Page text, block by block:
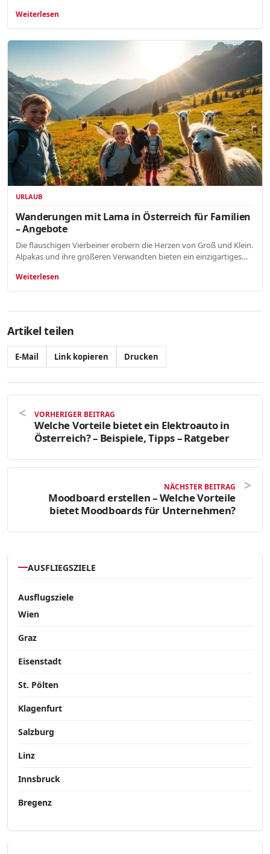
Weiterlesen
URLAUB
Wanderungen mit Lama in Österreich für Familien
– Angebote
Die flauschigen Vierbeiner erobern die Herzen von Groß und Klein.
Alpakas und ihre größeren Verwandten bieten ein einzigartiges…
Weiterlesen
Artikel teilen
E-Mail Link kopieren Drucken
VORHERIGER BEITRAG
Welche Vorteile bietet ein Elektroauto in
Österreich? – Beispiele, Tipps – Ratgeber
NÄCHSTER BEITRAG
Moodboard erstellen – Welche Vorteile
bietet Moodboards für Unternehmen?
AUSFLIEGSZIELE
Ausflugsziele
Wien
Graz
Eisenstadt
St. Pölten
Klagenfurt
Salzburg
Linz
Innsbruck
Bregenz